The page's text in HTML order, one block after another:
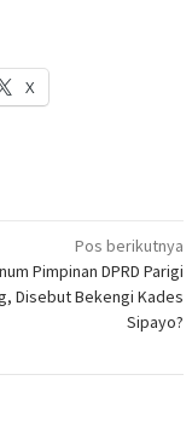
X
Pos berikutnya
Pimpinan DPRD Parigi
Disebut Bekengi Kades
Sipayo?